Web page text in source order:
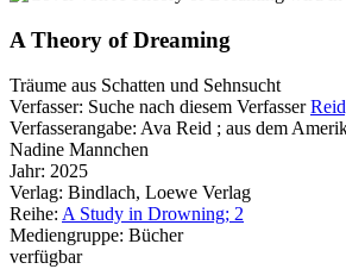
A Theory of Dreaming
Träume aus Schatten und Sehnsucht
Verfasser: Suche nach diesem Verfasser
Verfasserangabe: Ava Reid ; aus dem
Nadine Mannchen
Jahr: 2025
Verlag: Bindlach, Loewe Verlag
Reihe: A Study in Drowning; 2
Mediengruppe: Bücher
verfügbar